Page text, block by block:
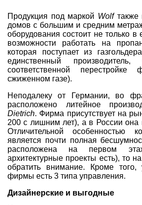
Продукция под маркой Wolf также
домов с большим и средним
оборудования состоит не только в
возможности работать на
которая поступает из
единственный
соответственной перестройке
сжиженном газе).
Неподалеку от Германии, во
расположено литейное
Dietrich. Фирма присутствует на
200 с лишним лет), а в России она
Отличительной особенностью
является почти полная
расположена на первом
архитектурные проекты есть), то
обратить внимание. Кроме
фирмы есть 3 типа управления.
Дизайнерские и выгодные